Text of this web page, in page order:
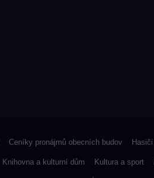
Ceníky pronájmů obecních budov Hasiči
Knihovna a kulturní dům Kultura a sport